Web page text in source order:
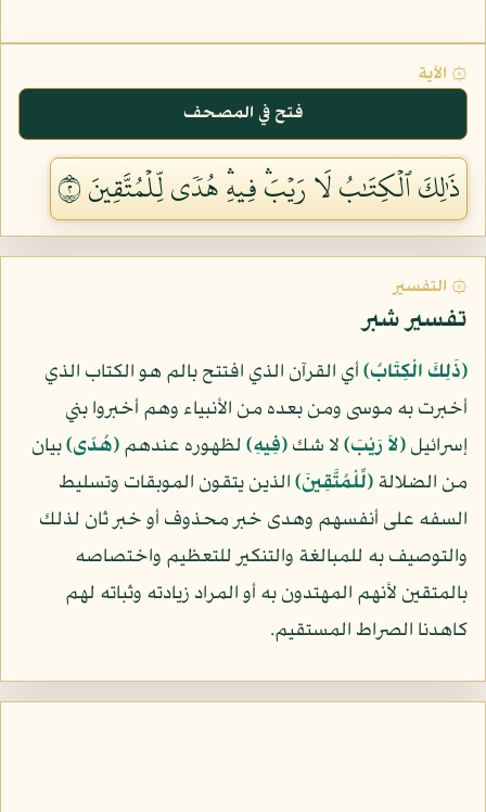
۞ الآية
فتح في المصحف
ذَٰلِكَ ٱلۡكِتَٰبُ لَا رَيۡبَۛ فِيهِۛ هُدٗى لِّلۡمُتَّقِينَ ٢
۞ التفسير
تفسير شبر
﴿ذَلِكَ الْكِتَابُ﴾أي القرآن الذي افتتح بالم هو الكتاب الذي
أخبرت به موسى ومن بعده من الأنبياء وهم أخبروا بني
إسرائيل﴿لاَ رَيْبَ﴾لا شك﴿فِيهِ﴾لظهوره عندهم﴿هُدًى﴾بيان
من الضلالة﴿لِّلْمُتَّقِينَ﴾الذين يتقون الموبقات وتسليط
السفه على أنفسهم وهدى خبر محذوف أو خبر ثان لذلك
والتوصيف به للمبالغة والتنكير للتعظيم واختصاصه
بالمتقين لأنهم المهتدون به أو المراد زيادته وثباته لهم
كاهدنا الصراط المستقيم.